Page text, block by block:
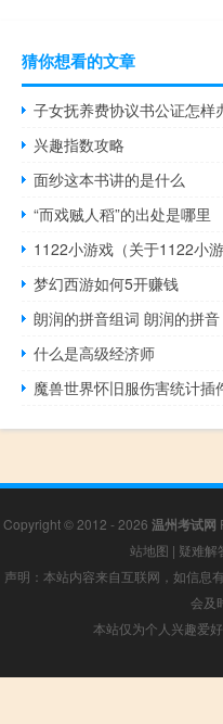
猜你想看的文章
子女抚养费协议书公证怎样
兴趣指数攻略
面纱这本书讲的是什么
“而戏贼人稻”的出处是哪里
1122小游戏（关于1122小游
梦幻西游如何5开赚钱
朗润的拼音组词 朗润的拼音
什么是高级经济师
Copyright © 2012 - 2026 温州考试网
站地图 | 疑难解
声明：本站内容来自互联网，如信息
会及
本站仅为个人兴趣爱